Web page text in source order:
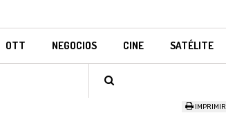
OTT NEGOCIOS CINE SATÉLITE
IMPRIMIR